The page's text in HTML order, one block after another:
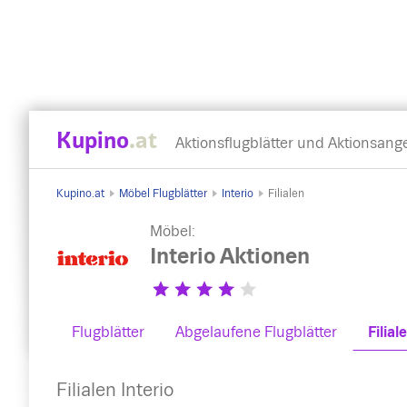
Kupino.at Aktionsflugblätter und
Kupino.at Möbel Flugblätter Interio Filialen
Möbel:
Interio Aktionen
Flugblätter Abgelaufene Flugblätter
Filialen Interio